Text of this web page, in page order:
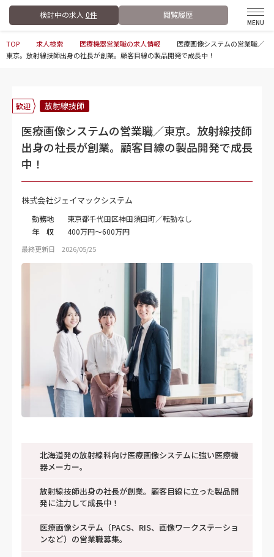
検討中の求人 0件 閲覧履歴
TOP 求人検索 医療機器営業職の求人情報
医療画像システムの営業職／
東京。放射線技師出身の社長が創業。顧客目線の製品開発で成長中！
歓迎 放射線技師
医療画像システムの営業職／東京。放射線技師
出身の社長が創業。顧客目線の製品開発で成長
中！
株式会社ジェイマックシステム
勤務地
東京都千代田区神田須田町／転勤なし
年 収
400万円～600万円
最終更新日 2026/05/25
北海道発の放射線科向け医療画像システムに強い医療機
器メーカー。
放射線技師出身の社長が創業。顧客目線に立った製品開
発に注力して成長中！
医療画像システム（PACS、RIS、画像ワークステーショ
ンなど）の営業職募集。